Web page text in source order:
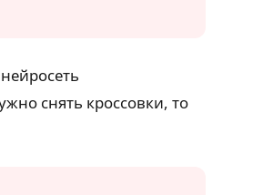
снять кроссовки, то